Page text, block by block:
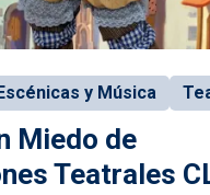
y Música
Miedo de
Teatrales